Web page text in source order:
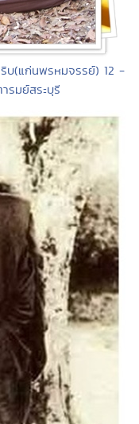
บ(แก่นพรหมจรรย์) 12 -
มย์สระบุรี